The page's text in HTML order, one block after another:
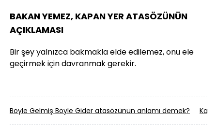
BAKAN YEMEZ, KAPAN YER ATASÖZÜNÜN
AÇIKLAMASI
Bir şey yalnızca bakmakla elde edilemez, onu ele
geçirmek için davranmak gerekir.
Böyle Gelmiş Böyle Gider atasözünün anlamı demek?